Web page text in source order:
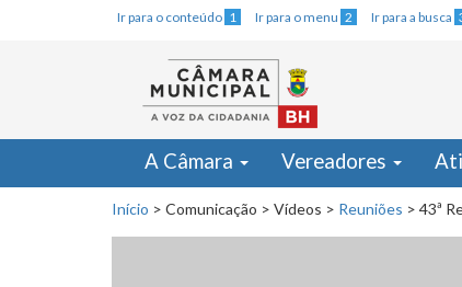
Ir para o conteúdo 1 Ir para o menu 2 Ir para a busca
A Câmara Vereadores
Início > Comunicação > Vídeos > Reuniões > 43ª